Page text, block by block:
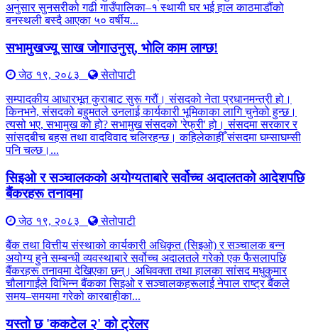
अनुसार सुनसरीको गढी गाउँपालिका–१ स्थायी घर भई हाल काठमाडौंको
बनस्थली बस्दै आएका ५० वर्षीय...
सभामुखज्यू साख जोगाउनुस्, भोलि काम लाग्छ!
जेठ १९, २०८३
सेतोपाटी
सम्पादकीय आधारभूत कुराबाट सुरू गरौं। संसदको नेता प्रधानमन्त्री हो।
किनभने, संसदको बहुमतले उनलाई कार्यकारी भूमिकाका लागि चुनेको हुन्छ।
त्यसो भए, सभामुख को हो? सभामुख संसदको 'रेफ्री' हो। संसदमा सरकार र
सांसदबीच बहस तथा वादविवाद चलिरहन्छ। कहिलेकाहीँ संसदमा घम्साघम्सी
पनि चल्छ।...
सिइओ र सञ्चालकको अयोग्यताबारे सर्वोच्च अदालतको आदेशपछि
बैंकरहरू तनावमा
जेठ १९, २०८३
सेतोपाटी
बैंक तथा वित्तीय संस्थाको कार्यकारी अधिकृत (सिइओ) र सञ्चालक बन्न
अयोग्य हुने सम्बन्धी व्यवस्थाबारे सर्वोच्च अदालतले गरेको एक फैसलापछि
बैंकरहरू तनावमा देखिएका छन्। अधिवक्ता तथा हालका सांसद मधुकुमार
चौलागाईंले विभिन्न बैंकका सिइओ र सञ्चालकहरूलाई नेपाल राष्ट्र बैंकले
समय–समयमा गरेको कारबाहीका...
यस्तो छ 'ककटेल २' को ट्रेलर